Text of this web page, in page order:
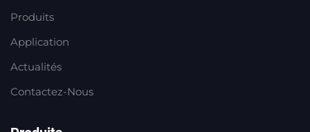
Produits
Application
Actualités
Contactez-Nous